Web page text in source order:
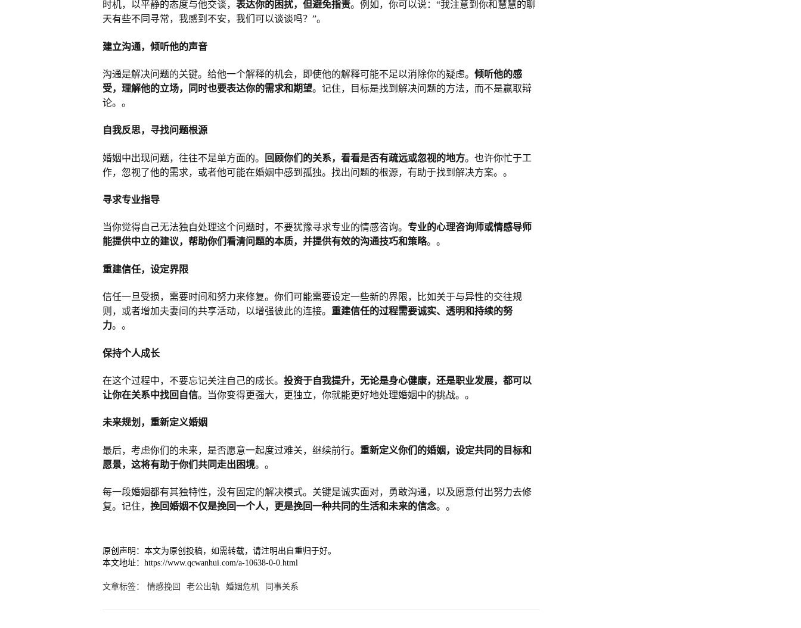
时机，以平静的态度与他交谈， 表达你的困扰，但避免指责。例如，你可以说：“我注意到你和慧慧的聊
天有些不同寻常，我感到不安，我们可以谈谈吗？”。
建立沟通，倾听他的声音
沟通是解决问题的关键。给他一个解释的机会，即使他的解释可能不足以消除你的疑虑。 倾听他的感
受，理解他的立场，同时也要表达你的需求和期望。记住，目标是找到解决问题的方法，而不是赢取辩
论。。
自我反思，寻找问题根源
婚姻中出现问题，往往不是单方面的。 回顾你们的关系，看看是否有疏远或忽视的地方。也许你忙于工
作，忽视了他的需求，或者他可能在婚姻中感到孤独。找出问题的根源，有助于找到解决方案。。
寻求专业指导
当你觉得自己无法独自处理这个问题时，不要犹豫寻求专业的情感咨询。 专业的心理咨询师或情感导师
能提供中立的建议，帮助你们看清问题的本质，并提供有效的沟通技巧和策略。。
重建信任，设定界限
信任一旦受损，需要时间和努力来修复。你们可能需要设定一些新的界限，比如关于与异性的交往规
则，或者增加夫妻间的共享活动，以增强彼此的连接。 重建信任的过程需要诚实、透明和持续的努
力。。
保持个人成长
在这个过程中，不要忘记关注自己的成长。 投资于自我提升，无论是身心健康，还是职业发展，都可以
让你在关系中找回自信。当你变得更强大，更独立，你就能更好地处理婚姻中的挑战。。
未来规划，重新定义婚姻
最后，考虑你们的未来，是否愿意一起度过难关，继续前行。 重新定义你们的婚姻，设定共同的目标和
愿景，这将有助于你们共同走出困境。。
每一段婚姻都有其独特性，没有固定的解决模式。关键是诚实面对，勇敢沟通，以及愿意付出努力去修
复。记住， 挽回婚姻不仅是挽回一个人，更是挽回一种共同的生活和未来的信念。。
原创声明：本文为原创投稿，如需转载，请注明出自重归于好。
本文地址：https://www.qcwanhui.com/a-10638-0-0.html
文章标签： 情感挽回 老公出轨 婚姻危机 同事关系